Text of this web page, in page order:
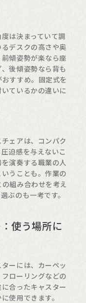
は決まっていて調
デスクの高さや奥
傾姿勢が楽なら座
後傾姿勢なら背も
すすめ。固定式を
ているかの違いに
ェアは、コンパク
迫感を与えないこ
演奏する職業の人
うことも。作業の
組み合わせを考え
ぶのも一考です。
使う場所に
ーには、カーペッ
ローリングなどの
合ったキャスター
使用できます。